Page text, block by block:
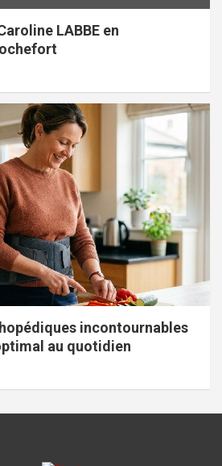
LABBE en
incontournables
au quotidien